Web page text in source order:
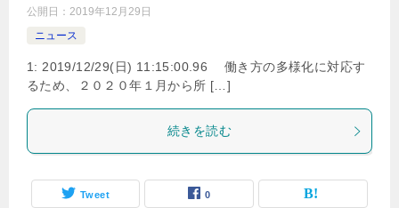
公開日： 2019年12月29日
ニュース
1: 2019/12/29(日) 11:15:00.96 働き方の多様化に対応す
るため、２０２０年１月から所 […]
続きを読む
Tweet 0